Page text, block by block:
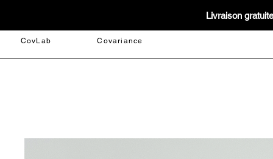
Livraison
CovLab Covariance